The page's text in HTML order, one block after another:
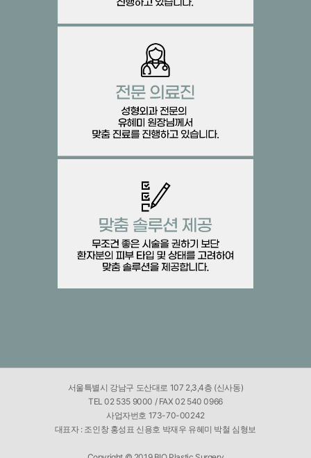
서울특별시 강남구 도산대로 107 2,3,4층 (신사동)
TEL 02 535 9000 / FAX 02 540 0966
사업자번호 173-70-00242
대표자 : 조인창 홍성표 신용호 박재우 유혜미 박철 심형보